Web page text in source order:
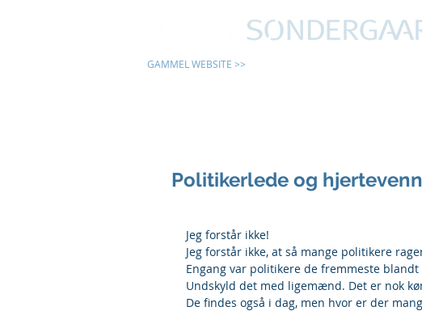
GAMMEL WEBSITE >>
Politikerlede og
Jeg forstår ikke!
Jeg forstår ikke, at så mange politikere
Engang var politikere de fremmeste
Undskyld det med ligemænd. Det er nok
De findes også i dag, men hvor er der